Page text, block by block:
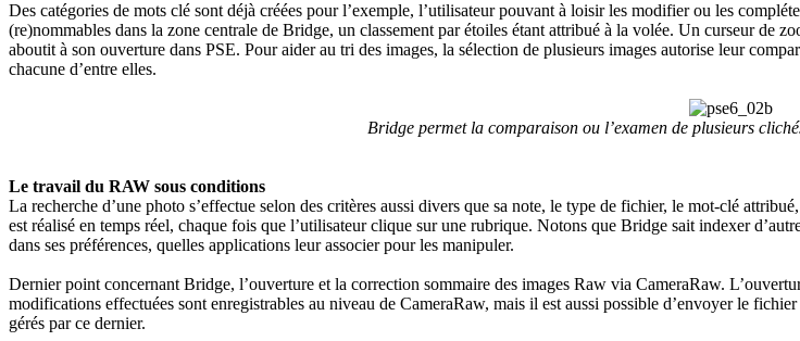
Des catégories de mots clé sont déjà créées pour l’exemple, l’utilisateur pouvant à loisir les modifier ou les
(re)nommables dans la zone centrale de Bridge, un classement par étoiles étant attribué à la volée. Un curseur de
aboutit à son ouverture dans PSE. Pour aider au tri des images, la sélection de plusieurs images autorise leur
chacune d’entre elles.
Bridge permet la comparaison ou l’examen de plusieurs
Le travail du RAW sous conditions
La recherche d’une photo s’effectue selon des critères aussi divers que sa note, le type de fichier, le mot-clé
est réalisé en temps réel, chaque fois que l’utilisateur clique sur une rubrique. Notons que Bridge sait indexer
dans ses préférences, quelles applications leur associer pour les manipuler.
Dernier point concernant Bridge, l’ouverture et la correction sommaire des images Raw via CameraRaw.
modifications effectuées sont enregistrables au niveau de CameraRaw, mais il est aussi possible d’envoyer le
gérés par ce dernier.